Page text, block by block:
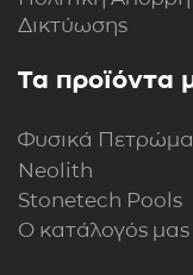
Δικτύωσης
Τα προϊόντα
Φυσικά
Neolith
Stonetech Pools
Ο κατάλογός μας